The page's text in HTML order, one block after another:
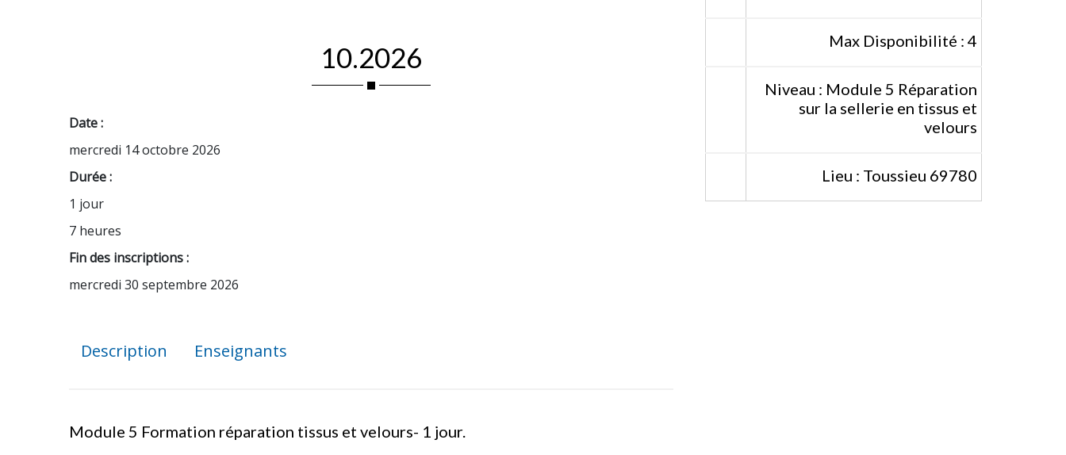
10.2026
Date :
mercredi 14 octobre 2026
Durée :
1 jour
7 heures
Fin des inscriptions :
mercredi 30 septembre 2026
Description Enseignants
Module 5 Formation réparation tissus et velours- 1 jour.
Max Disponibilité : 4
Niveau : Module 5 Réparation
sur la sellerie en tissus et
velours
Lieu : Toussieu 69780